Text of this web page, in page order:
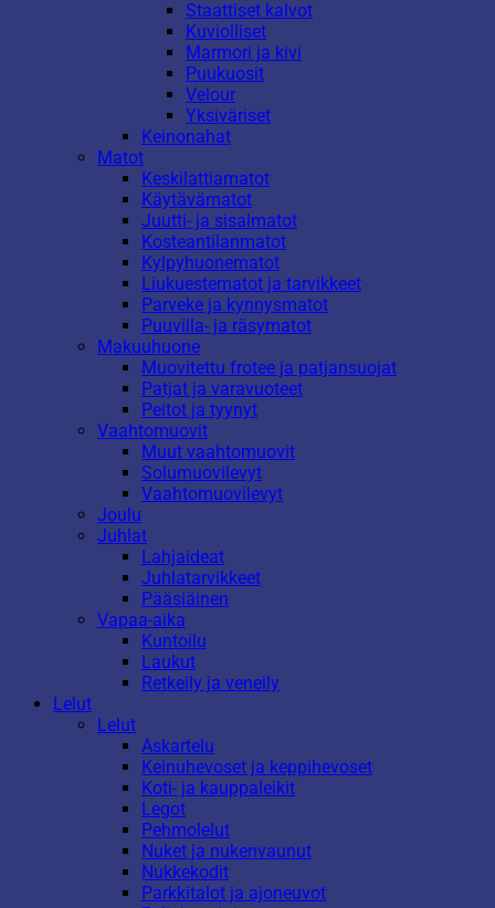
Staattiset kalvot
Kuviolliset
Marmori ja kivi
Puukuosit
Velour
Yksiväriset
Keinonahat
Matot
Keskilattiamatot
Käytävämatot
Juutti- ja sisalmatot
Kosteantilanmatot
Kylpyhuonematot
Liukuestematot ja tarvikkeet
Parveke ja kynnysmatot
Puuvilla- ja räsymatot
Makuuhuone
Muovitettu frotee ja patjansuojat
Patjat ja varavuoteet
Peitot ja tyynyt
Vaahtomuovit
Muut vaahtomuovit
Solumuovilevyt
Vaahtomuovilevyt
Joulu
Juhlat
Lahjaideat
Juhlatarvikkeet
Pääsiäinen
Vapaa-aika
Kuntoilu
Laukut
Retkeily ja veneily
Lelut
Lelut
Askartelu
Keinuhevoset ja keppihevoset
Koti- ja kauppaleikit
Legot
Pehmolelut
Nuket ja nukenvaunut
Nukkekodit
Parkkitalot ja ajoneuvot